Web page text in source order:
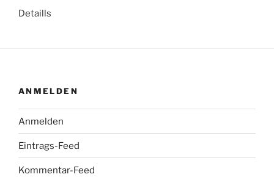
Detaills
ANMELDEN
Anmelden
Eintrags-Feed
Kommentar-Feed